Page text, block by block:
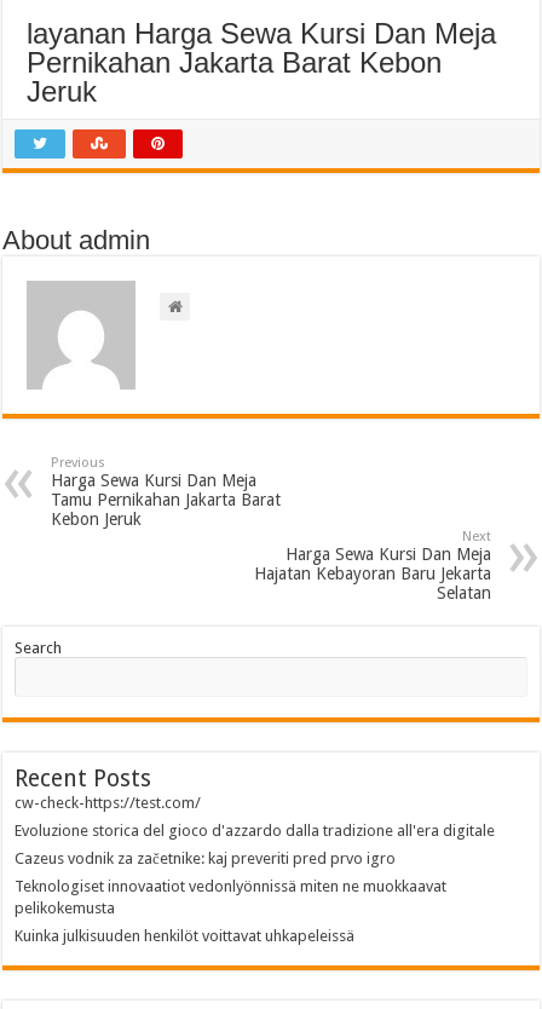
layanan Harga Sewa Kursi Dan Meja
Pernikahan Jakarta Barat Kebon
Jeruk
About admin
Previous
Harga Sewa Kursi Dan Meja
Tamu Pernikahan Jakarta Barat
Kebon Jeruk
Next
Harga Sewa Kursi Dan Meja
Hajatan Kebayoran Baru Jekarta
Selatan
Search
Recent Posts
cw-check-https://test.com/
Evoluzione storica del gioco d'azzardo dalla tradizione all'era digitale
Cazeus vodnik za začetnike: kaj preveriti pred prvo igro
Teknologiset innovaatiot vedonlyönnissä miten ne muokkaavat
pelikokemusta
Kuinka julkisuuden henkilöt voittavat uhkapeleissä